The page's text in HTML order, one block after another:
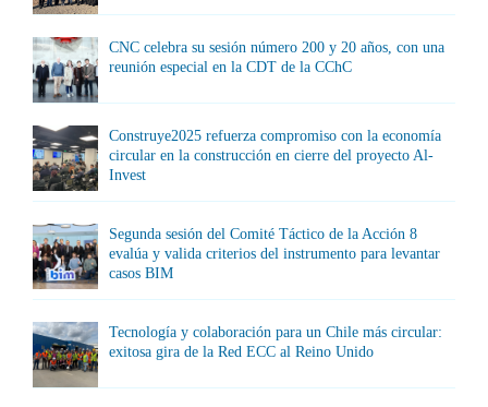
CNC celebra su sesión número 200 y 20 años, con una
reunión especial en la CDT de la CChC
Construye2025 refuerza compromiso con la economía
circular en la construcción en cierre del proyecto Al-
Invest
Segunda sesión del Comité Táctico de la Acción 8
evalúa y valida criterios del instrumento para levantar
casos BIM
Tecnología y colaboración para un Chile más circular:
exitosa gira de la Red ECC al Reino Unido